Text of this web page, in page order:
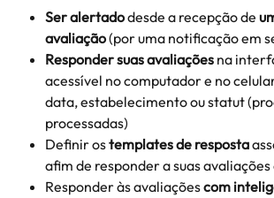
Ser alertado desde a recepção de
avaliação (por uma notificação em
Responder suas avaliações na
acessível no computador e no
data, estabelecimento ou statut
processadas)
Definir os templates de resposta
afim de responder a suas avaliações
Responder às avaliações com